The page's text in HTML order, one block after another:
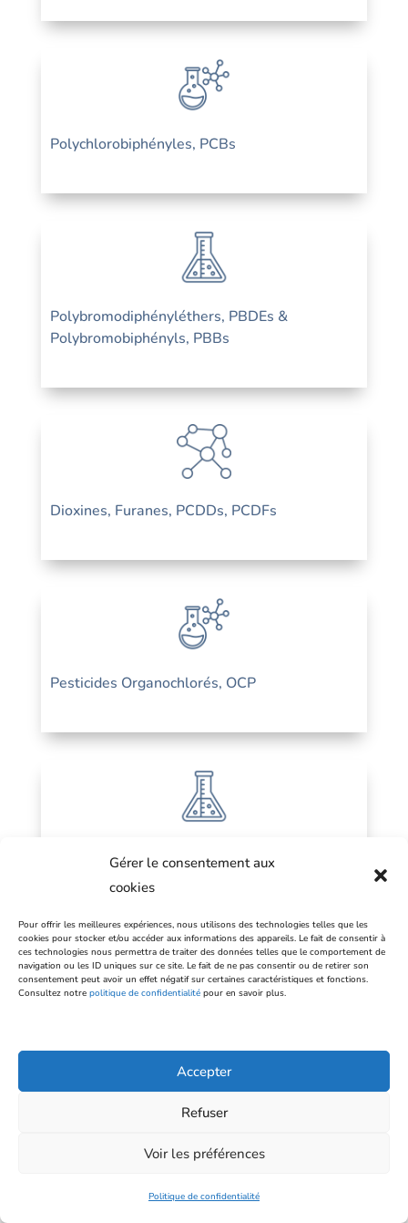
Gérer le consentement aux
cookies
Pour offrir les meilleures expériences, nous utilisons des technologies telles que les
cookies pour stocker et/ou accéder aux informations des appareils. Le fait de consentir à
ces technologies nous permettra de traiter des données telles que le comportement de
navigation ou les ID uniques sur ce site. Le fait de ne pas consentir ou de retirer son
consentement peut avoir un effet négatif sur certaines caractéristiques et fonctions.
Consultez notre politique de confidentialité pour en savoir plus.
Accepter
Refuser
Voir les préférences
Politique de confidentialité
Polychlorobiphényles, PCBs
Polybromodiphényléthers, PBDEs &
Polybromobiphényls, PBBs
Dioxines, Furanes, PCDDs, PCDFs
Pesticides Organochlorés, OCP
Matériaux de référence certifiés